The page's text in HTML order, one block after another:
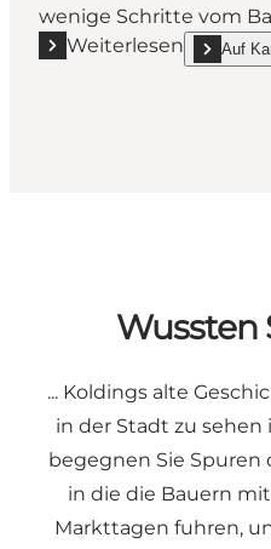
wenige Schritte vom
Weiterlesen
Mehr erfahren "Milling
Auf
show
Wussten
... Koldings alte
in der Stadt zu
begegnen Sie Spuren
in die die Bauern
Markttagen fuhren,